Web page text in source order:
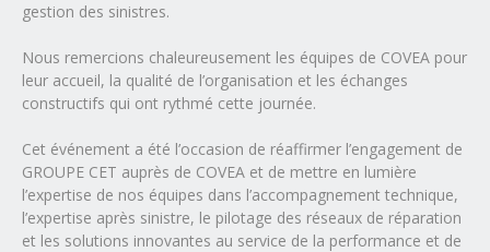
gestion des sinistres.
Nous remercions chaleureusement les équipes de COVEA pour
leur accueil, la qualité de l’organisation et les échanges
constructifs qui ont rythmé cette journée.
Cet événement a été l’occasion de réaffirmer l’engagement de
GROUPE CET auprès de COVEA et de mettre en lumière
l’expertise de nos équipes dans l’accompagnement technique,
l’expertise après sinistre, le pilotage des réseaux de réparation
et les solutions innovantes au service de la performance et de